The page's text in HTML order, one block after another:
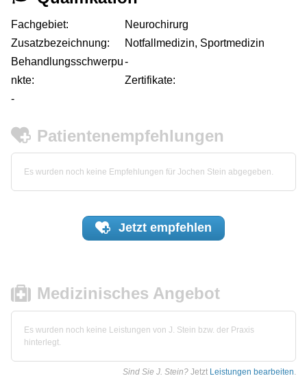
Fachgebiet:
Neurochirurg
Zusatzbezeichnung:
Notfallmedizin, Sportmedizin
Behandlungsschwerpu
nkte:
-
Zertifikate:
-
Patientenempfehlungen
Es wurden noch keine Empfehlungen für Jochen Stein abgegeben.
Jetzt empfehlen
Medizinisches Angebot
Es wurden noch keine Leistungen von J. Stein bzw. der Praxis
hinterlegt.
Sind Sie J. Stein? Jetzt Leistungen bearbeiten.